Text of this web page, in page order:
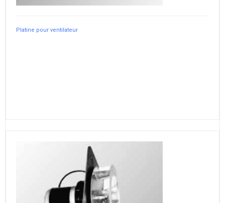
Platine pour ventilateur